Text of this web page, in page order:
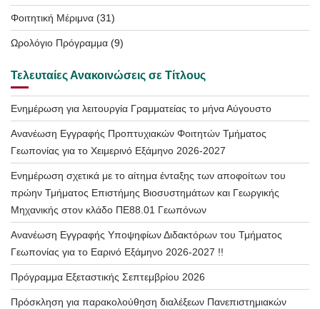
Φοιτητική Μέριμνα (31)
Ωρολόγιο Πρόγραμμα (9)
Τελευταίες Ανακοινώσεις σε Τίτλους
Ενημέρωση για λειτουργία Γραμματείας το μήνα Αύγουστο
Ανανέωση Εγγραφής Προπτυχιακών Φοιτητών Τμήματος
Γεωπονίας για το Χειμερινό Εξάμηνο 2026-2027
Ενημέρωση σχετικά με το αίτημα ένταξης των αποφοίτων του
πρώην Τμήματος Επιστήμης Βιοσυστημάτων και Γεωργικής
Μηχανικής στον κλάδο ΠΕ88.01 Γεωπόνων
Ανανέωση Εγγραφής Υποψηφίων Διδακτόρων του Τμήματος
Γεωπονίας για το Εαρινό Εξάμηνο 2026-2027 !!
Πρόγραμμα Εξεταστικής Σεπτεμβρίου 2026
Πρόσκληση για παρακολούθηση διαλέξεων Πανεπιστημιακών